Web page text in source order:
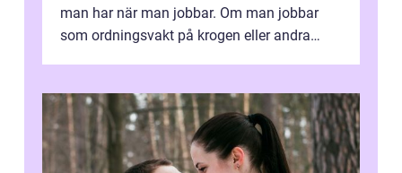
man har när man jobbar. Om man jobbar
som ordningsvakt på krogen eller andra